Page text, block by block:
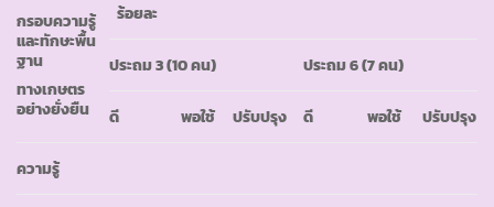
กรอบความรู้
และทักษะพื้น
ฐาน
ทางเกษตร
อย่างยั่งยืน
ร้อยละ
ประถม3 (10 คน) ประถม6 (7 คน)
ดี พอใช้ ปรับปรุง ดี พอใช้ ปรับปรุง
ความรู้